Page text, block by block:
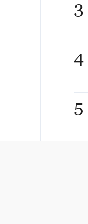
3
4
5